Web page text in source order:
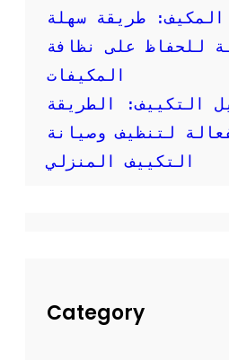
ك
ي
ق
م
ت
ي
ف
طريقة سهلة
للحفاظ على نظافة
المكيفات
التكييف: الطريقة
لتنظيف وصيانة
التكييف المنزلي
Category